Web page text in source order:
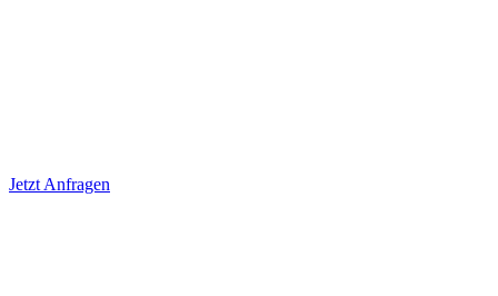
Jetzt Anfragen